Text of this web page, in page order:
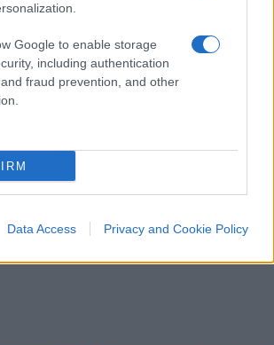
Google to enable storage
including authentication
fraud prevention, and other
Data Access Privacy and Cookie Policy
morto: tre ragazzini vendono
comprare il Ciao e vengono
denunciati